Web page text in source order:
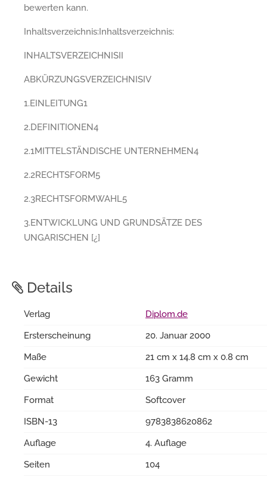
bewerten kann.
Inhaltsverzeichnis:Inhaltsverzeichnis:
INHALTSVERZEICHNISII
ABKÜRZUNGSVERZEICHNISIV
1.EINLEITUNG1
2.DEFINITIONEN4
2.1MITTELSTÄNDISCHE UNTERNEHMEN4
2.2RECHTSFORM5
2.3RECHTSFORMWAHL5
3.ENTWICKLUNG UND GRUNDSÄTZE DES
UNGARISCHEN [¿]
Details
Verlag
Diplom.de
Ersterscheinung
20. Januar 2000
Maße
21 cm x 14.8 cm x 0.8 cm
Gewicht
163 Gramm
Format
Softcover
ISBN-13
9783838620862
Auflage
4. Auflage
Seiten
104